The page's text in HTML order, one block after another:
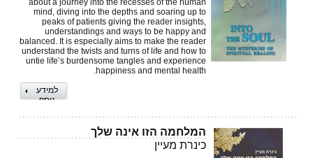
about a journey into the recesses of the human
mind, diving into the depths and soaring up to
peaks of patients giving the reader insights,
understandings and ways to be happy and
balanced. It is especially aims to make the reader
understand the twists and turns of life and how to
untie life’s burdensome tangles and experience
happiness and mental health.
למידע
נוסף
המלחמה הזו אינה שלך
כינרת מעיין